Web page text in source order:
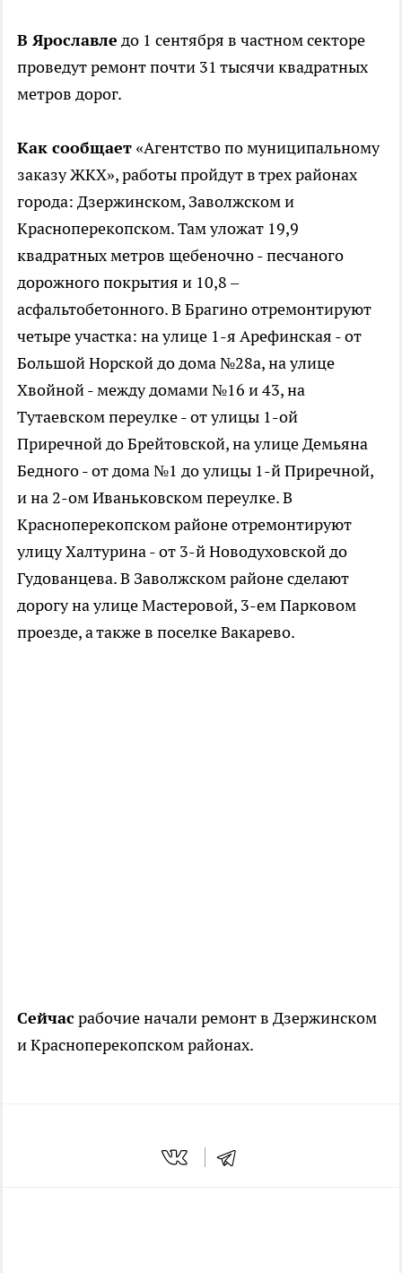
В Ярославле до 1 сентября в частном секторе
проведут ремонт почти 31 тысячи квадратных
метров дорог.
Как сообщает «Агентство по муниципальному
заказу ЖКХ», работы пройдут в трех районах
города: Дзержинском, Заволжском и
Красноперекопском. Там уложат 19,9
квадратных метров щебеночно - песчаного
дорожного покрытия и 10,8 –
асфальтобетонного. В Брагино отремонтируют
четыре участка: на улице 1-я Арефинская - от
Большой Норской до дома №28а, на улице
Хвойной - между домами №16 и 43, на
Тутаевском переулке - от улицы 1-ой
Приречной до Брейтовской, на улице Демьяна
Бедного - от дома №1 до улицы 1-й Приречной,
и на 2-ом Иваньковском переулке. В
Красноперекопском районе отремонтируют
улицу Халтурина - от 3-й Новодуховской до
Гудованцева. В Заволжском районе сделают
дорогу на улице Мастеровой, 3-ем Парковом
проезде, а также в поселке Вакарево.
Сейчас рабочие начали ремонт в Дзержинском
и Красноперекопском районах.